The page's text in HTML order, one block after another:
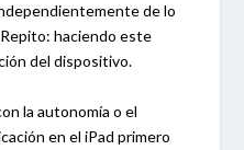
de lo
haciendo este
del dispositivo.
la autonomía o el
en el iPad primero